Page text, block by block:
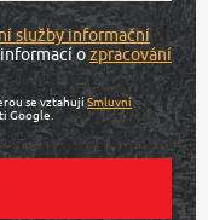
služby informační
ozpracování
se vztahujíSmluvní
Google.